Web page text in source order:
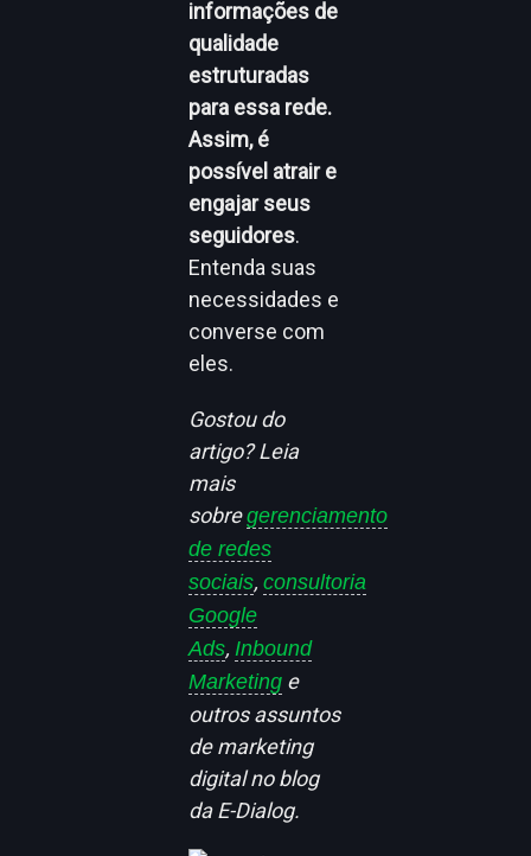
informações de
qualidade
estruturadas
para essa rede.
Assim, é
possível atrair e
engajar seus
seguidores.
Entenda suas
necessidades e
converse com
eles.
Gostou do
artigo? Leia
mais
sobregerenciamento
de redes
sociais,consultoria
Google
Ads, Inbound
Marketing e
outros assuntos
de marketing
digital no blog
da E-Dialog.